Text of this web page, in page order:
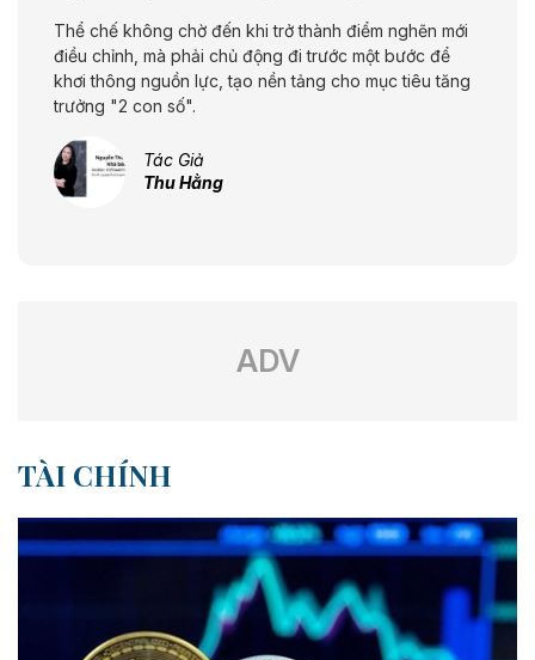
Thể chế không chờ đến khi trở thành điểm nghẽn mới
điều chỉnh, mà phải chủ động đi trước một bước để
khơi thông nguồn lực, tạo nền tảng cho mục tiêu tăng
trưởng "2 con số".
Tác Giả
Thu Hằng
ADV
TÀI CHÍNH